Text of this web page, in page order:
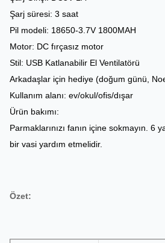
Şarj süresi: 3 saat
Pil modeli: 18650-3.7V 1800MAH
Motor: DC fırçasız motor
Stil: USB Katlanabilir El Ventilatörü
Arkadaşlar için hediye (doğum günü,
Kullanım alanı: ev/okul/ofis/dışar
Ürün bakımı:
Parmaklarınızı fanın içine sokmayın. 6
bir vasi yardım etmelidir.
Özet: